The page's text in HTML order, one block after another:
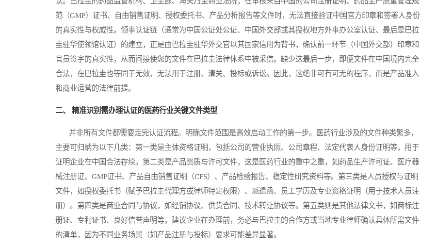
范（GMP）证书、自由销售证明、授权委托书、产品分析报告等文件时，无法直接验证中国官方印章和签署人身份
的真实性与权威性。领事认证链（通常为中国公证处公证、中国外交部或其授权地方外事办公室认证、最后是巴拉
圭驻华使领馆认证）的建立，正是由巴拉圭驻华外交官以其国家信用为背书，确认前一环节（中国外交部）印章和
官员签字的真实性，从而间接使您的文件在巴拉圭法律体系中被采信。缺少这最后一步，即便文件在中国境内完全
合法，在巴拉圭也等同于无效，无法用于注册、清关、投标或诉讼。因此，这绝非可有可无的程序，而是产品准入
和商业运营的法律前提。
二、 精准识别需办理认证的医药行业关键文件类型
并非所有文件都需要走完认证流程。明确文件范围是高效启动工作的第一步。医药行业涉及的文件种类繁多，
主要可归纳为以下几类：第一类是主体资格证明，包括公司的营业执照、公司章程、法定代表人身份证明等，用于
证明企业在中国合法存续。第二类是产品资质与许可文件，这是医药行业的重中之重，如药品生产许可证、医疗器
械注册证、GMP证书、产品自由销售证明（CFS）、产品检验报告、稳定性研究资料等。第三类是人员授权与证明
文件，如授权委托书（赋予巴拉圭代理方或律师特定权限）、派遣函、员工学历及专业资格证明（用于技术人员注
册）。第四类是商业合同与协议，如经销协议、供货合同、技术转让协议等。第五类则是其他法律文书，如商标注
册证、专利证书、良好信誉声明等。建议企业在办理前，务必与巴拉圭的合作方或当地专业律师确认具体所需文件
的清单，因为不同业务场景（如产品注册与投标）要求可能差异显著。